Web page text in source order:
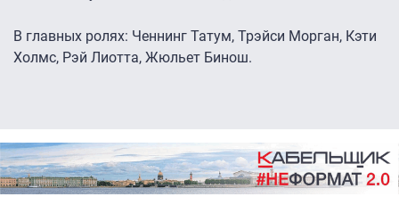
В главных ролях: Ченнинг Татум, Трэйси Морган, Кэти
Холмс, Рэй Лиотта, Жюльет Бинош.